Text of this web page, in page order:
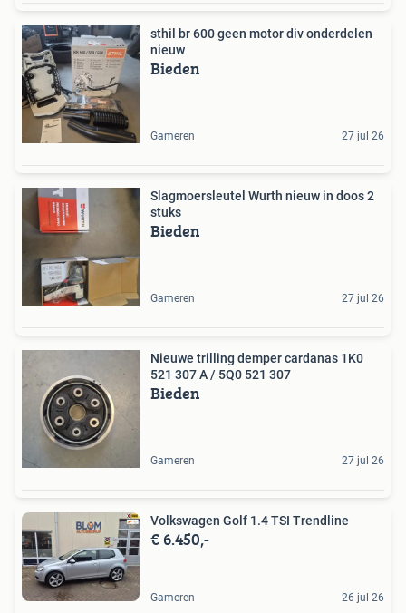
sthil br 600 geen motor div onderdelen
nieuw
Bieden
Gameren 27 jul 26
Slagmoersleutel Wurth nieuw in doos 2
stuks
Bieden
Gameren 27 jul 26
Nieuwe trilling demper cardanas 1K0
521 307 A / 5Q0 521 307
Bieden
Gameren 27 jul 26
Volkswagen Golf 1.4 TSI Trendline
€ 6.450,-
Gameren 26 jul 26